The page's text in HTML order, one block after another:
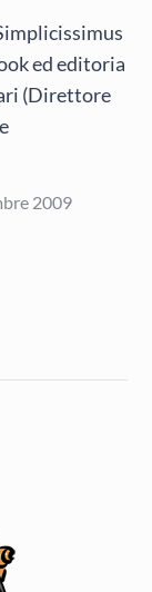
ed editoria
(Direttore
2009